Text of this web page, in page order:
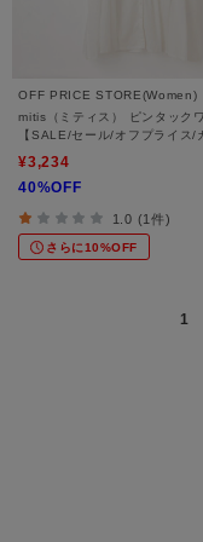
OFF PRICE STORE(Women)
mitis（ミティス） ピンタック
【SALE/セール/オフプライス/
¥3,234
40%OFF
1.0 (1件)
さらに10%OFF
1